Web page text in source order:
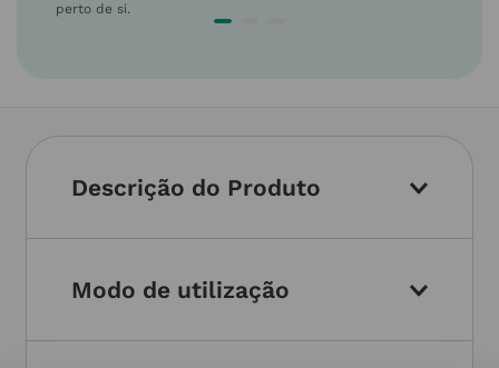
perto de si.
Descrição do Produto
Modo de utilização